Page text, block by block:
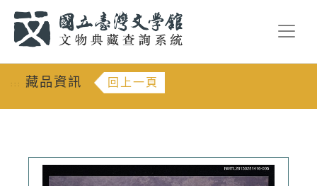
::: 藏品資訊 回上一頁